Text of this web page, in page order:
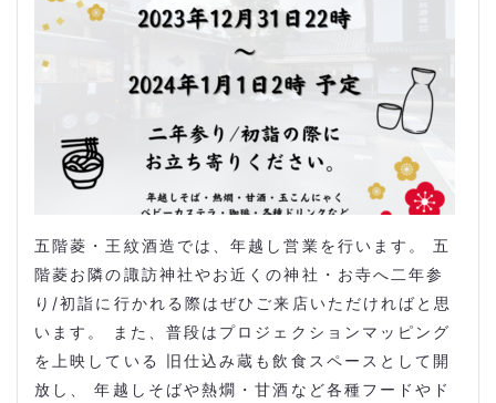
五階菱・王紋酒造では、年越し営業を行います。 五
階菱お隣の諏訪神社やお近くの神社・お寺へ二年参
り/初詣に行かれる際はぜひご来店いただければと思
います。 また、普段はプロジェクションマッピング
を上映している 旧仕込み蔵も飲食スペースとして開
放し、 年越しそばや熱燗・甘酒など各種フードやド